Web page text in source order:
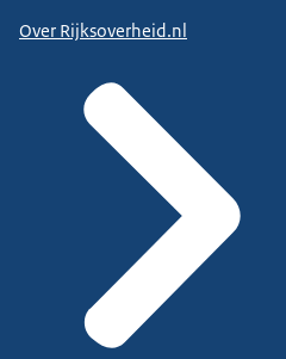
Over Rijksoverheid.nl